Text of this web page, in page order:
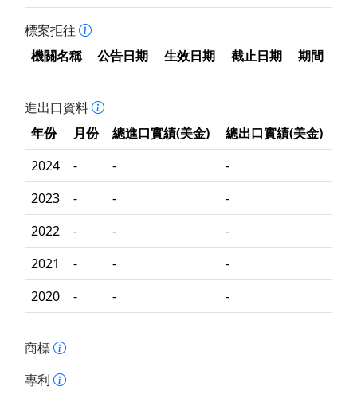
標案拒往
機關名稱
公告日期 生效日期 截止日期 期間
進出口資料
年份
月份 總進口實績(美金)
總出口實績(美金)
2024
- -
-
2023
- -
-
2022
- -
-
2021
- -
-
2020
- - -
商標
專利